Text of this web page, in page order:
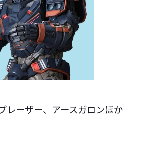
レーザー、アースガロンほか